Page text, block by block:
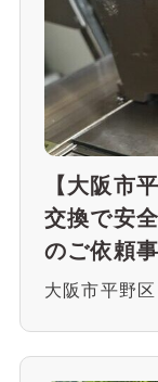
【大阪市
交換で安
のご依頼
大阪市平野区